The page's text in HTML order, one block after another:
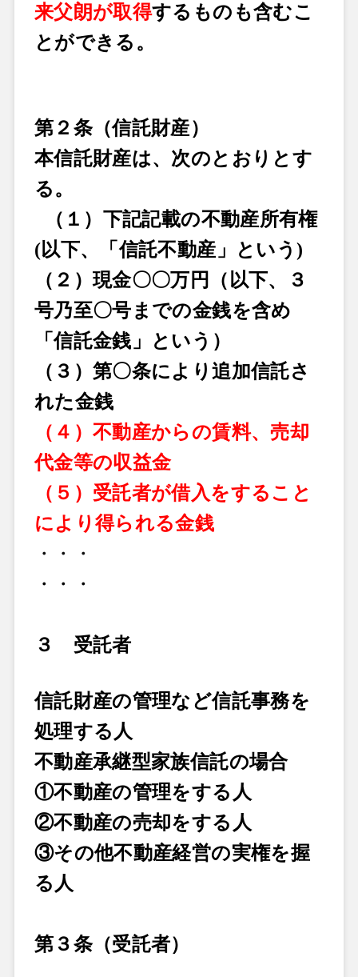
来父朗が取得するものも含むこ
とができる。
第２条（信託財産）
本信託財産は、次のとおりとす
る。
（１） 下記記載の不動産所有権
(以下、「信託不動産」という)
（２）現金〇〇万円（以下、３
号乃至〇号までの金銭を含め
「信託金銭」という）
（３） 第〇条により追加信託さ
れた金銭
（ ４ ）不動産からの賃料、売却
代金等の収益金
（５） 受託者が借入をすること
により得られる金銭
・・・
・・・
３ 受託者
信託財産の管理など信託事務を
処理する人
不動産承継型家族信託の場合
①不動産の管理をする人
②不動産の売却をする人
③その他不動産経営の実権を握
る人
第３条（受託者）